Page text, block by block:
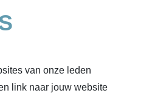
van onze leden
link naar jouw website